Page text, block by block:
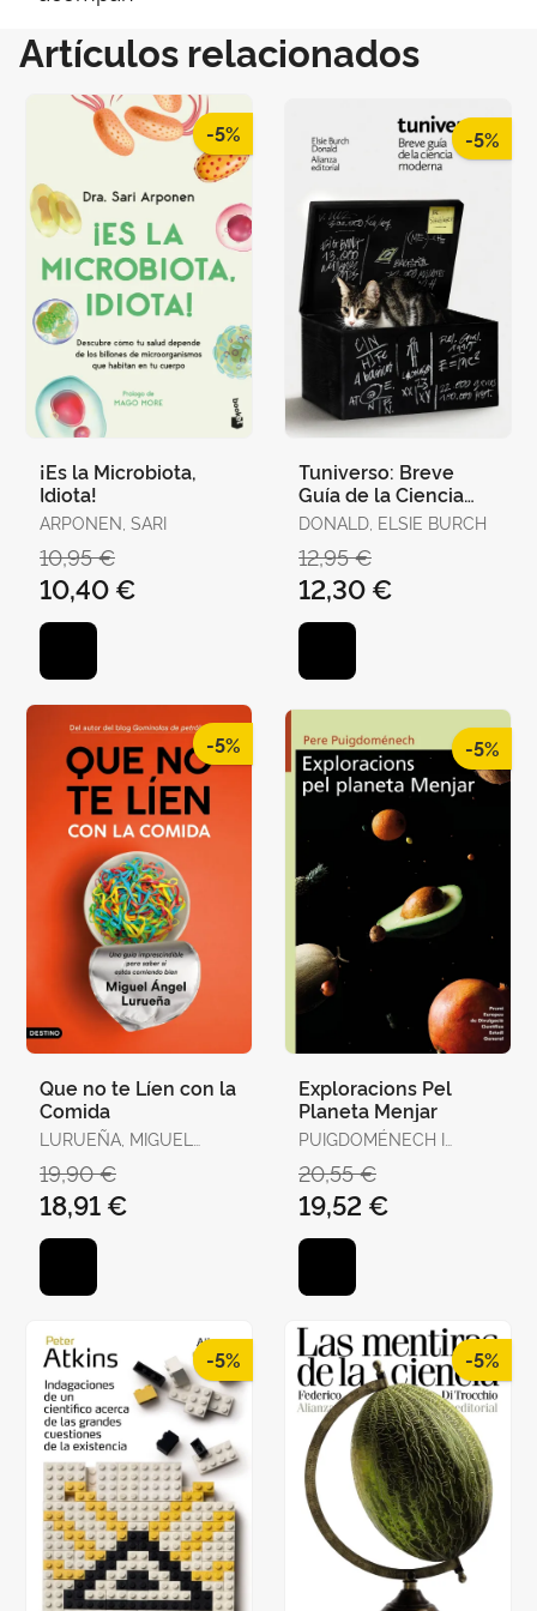
Artículos relacionados
-5%
¡Es la Microbiota,
Idiota!
ARPONEN, SARI
10,95 €
10,40 €
-5%
Tuniverso: Breve
Guía de la Ciencia
Moderna
DONALD, ELSIE BURCH
12,95 €
12,30 €
-5%
Que no te Líen con la
Comida
LURUEÑA, MIGUEL
19,90 €
18,91 €
-5%
Exploracions Pel
Planeta Menjar
PUIGDOMÉNECH I
20,55 €
19,52 €
-5% -5%